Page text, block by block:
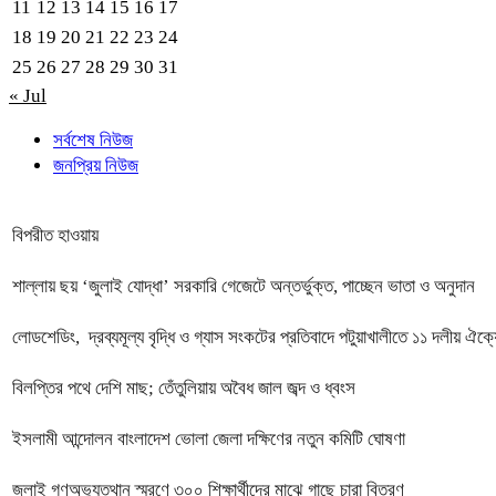
11 12 13 14 15 16 17
18 19 20 21 22 23 24
25 26 27 28 29 30 31
« Jul
সর্বশেষ নিউজ
জনপ্রিয় নিউজ
বিপরীত হাওয়ায়
শাল্লায় ছয় ‘জুলাই যোদ্ধা’ সরকারি গেজেটে অন্তর্ভুক্ত, পাচ্ছেন ভাতা ও অনুদান
লোডশেডিং, দ্রব্যমূল্য বৃদ্ধি ও গ্যাস সংকটের প্রতিবাদে পটুয়াখালীতে ১১ দলীয়
বিলপ্তির পথে দেশি মাছ; তেঁতুলিয়ায় অবৈধ জাল জব্দ ও ধ্বংস
ইসলামী আন্দোলন বাংলাদেশ ভোলা জেলা দক্ষিণের নতুন কমিটি ঘোষণা
জুলাই গণঅভ্যুত্থান স্মরণে ৩০০ শিক্ষার্থীদের মাঝে গাছে চারা বিতরণ